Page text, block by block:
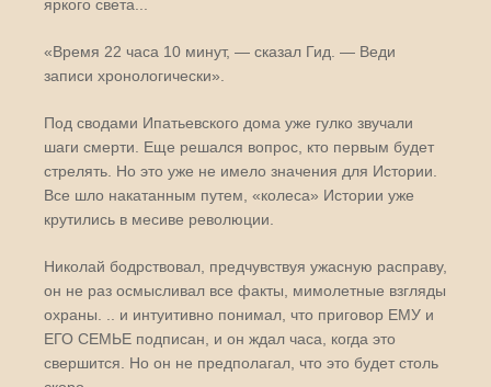
яркого света...
«Время 22 часа 10 минут, — сказал Гид. — Веди
записи хронологически».
Под сводами Ипатьевского дома уже гулко звучали
шаги смерти. Еще решался вопрос, кто первым будет
стрелять. Но это уже не имело значения для Истории.
Все шло накатанным путем, «колеса» Истории уже
крутились в месиве революции.
Николай бодрствовал, предчувствуя ужасную расправу,
он не раз осмысливал все факты, мимолетные взгляды
охраны. .. и интуитивно понимал, что приговор ЕМУ и
ЕГО СЕМЬЕ подписан, и он ждал часа, когда это
свершится. Но он не предполагал, что это будет столь